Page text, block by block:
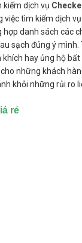
kiếm dịch vụ
việc tìm kiếm dịch
danh sách các
sạch đúng ý
hay ủng hộ
những khách
khỏi những rủi ro
rẻ